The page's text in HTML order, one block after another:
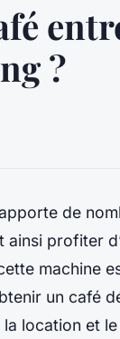
?
de
profiter
machine
un café
location et